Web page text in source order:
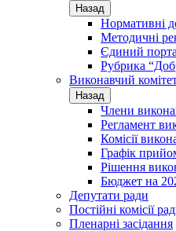
Назад
Нормативні
Методичні
Єдиний
Рубрика
Виконавчий
Назад
Члени
Регламент
Комісії
Графік
Рішення
Бюджет на
Депутати ради
Постійні комісії
Пленарні засідання